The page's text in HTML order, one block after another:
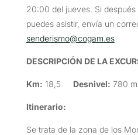
20:00 del jueves. Si
puedes asistir, envía un
senderismo@cogam.es
DESCRIPCIÓN DE LA
Km: 18,5Desnivel: 780
Itinerario:
Se trata de la zona de los